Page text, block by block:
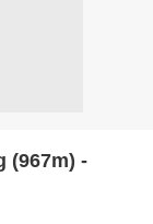
(967m) -